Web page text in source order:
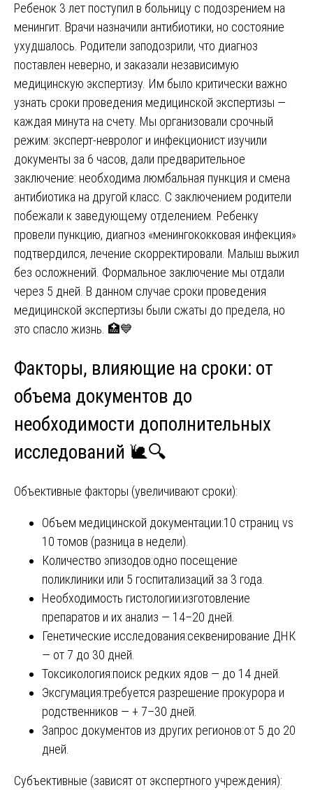
Ребенок 3 лет поступил в больницу с подозрением на
менингит. Врачи назначили антибиотики, но состояние
ухудшалось. Родители заподозрили, что диагноз
поставлен неверно, и заказали независимую
медицинскую экспертизу. Им было критически важно
узнать сроки проведения медицинской экспертизы —
каждая минута на счету. Мы организовали срочный
режим: эксперт-невролог и инфекционист изучили
документы за 6 часов, дали предварительное
заключение: необходима люмбальная пункция и смена
антибиотика на другой класс. С заключением родители
побежали к заведующему отделением. Ребенку
провели пункцию, диагноз «менингококковая инфекция»
подтвердился, лечение скорректировали. Малыш выжил
без осложнений. Формальное заключение мы отдали
через 5 дней. В данном случае сроки проведения
медицинской экспертизы были сжаты до предела, но
это спасло жизнь. 🏥💙
Факторы, влияющие на сроки: от
объема документов до
необходимости дополнительных
исследований 🐌🔍
Объективные факторы (увеличивают сроки):
Объем медицинской документации:10 страниц vs
10 томов (разница в недели).
Количество эпизодов:одно посещение
поликлиники или 5 госпитализаций за 3 года.
Необходимость гистологии:изготовление
препаратов и их анализ — 14–20 дней.
Генетические исследования:секвенирование ДНК
— от 7 до 30 дней.
Токсикология:поиск редких ядов — до 14 дней.
Эксгумация:требуется разрешение прокурора и
родственников — + 7–30 дней.
Запрос документов из других регионов:от 5 до 20
дней.
Субъективные (зависят от экспертного учреждения):